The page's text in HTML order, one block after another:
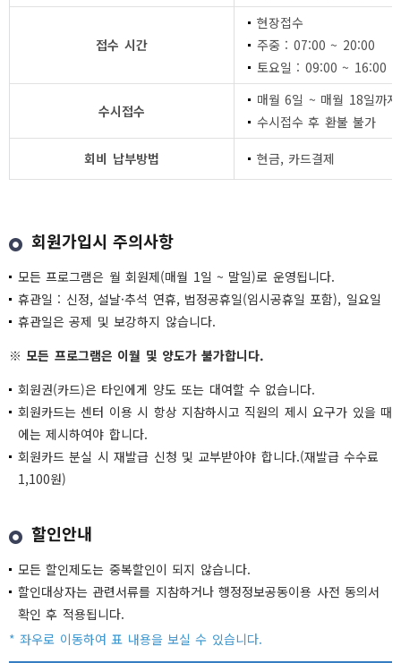
접수 시간
현장접수
주중 : 07:00 ~ 20:00
토요일 : 09:00 ~ 16:00
수시접수
매월 6일 ~ 매월 18일까
수시접수 후 환불 불가
회비 납부방법 현금, 카드결제
회원가입시 주의사항
모든 프로그램은 월 회원제(매월 1일 ~ 말일)로 운영됩니다.
휴관일 : 신정, 설날·추석 연휴, 법정공휴일(임시공휴일 포함), 일요일
휴관일은 공제 및 보강하지 않습니다.
※ 모든 프로그램은 이월 및 양도가 불가합니다.
회원권(카드)은 타인에게 양도 또는 대여할 수 없습니다.
회원카드는 센터 이용 시 항상 지참하시고 직원의 제시 요구가 있을 때
에는 제시하여야 합니다.
회원카드 분실 시 재발급 신청 및 교부받아야 합니다.(재발급 수수료
1,100원)
할인안내
모든 할인제도는 중복할인이 되지 않습니다.
할인대상자는 관련서류를 지참하거나 행정정보공동이용 사전 동의서
확인 후 적용됩니다.